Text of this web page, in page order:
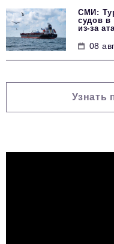
СМИ:
судов в
из-за
08
Узнать